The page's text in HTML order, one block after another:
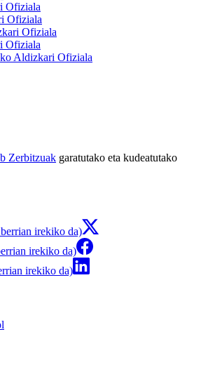
Ofiziala
Ofiziala
Ofiziala
Ofiziala
Aldizkari Ofiziala
Zerbitzuak garatutako eta kudeatutako
irekiko da)
irekiko da)
irekiko da)